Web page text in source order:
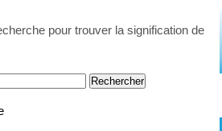
pour trouver la signification de